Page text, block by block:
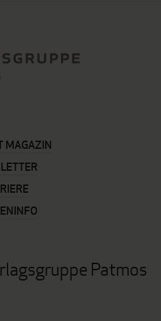
MAGAZIN
Patmos